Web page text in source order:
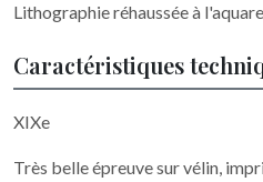
Lithographie réhaussée à
Caractéristiques
XIXe
Très belle épreuve sur vélin,